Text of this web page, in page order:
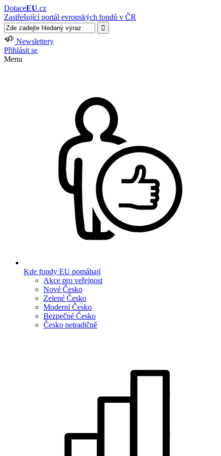
DotaceEU.cz
Zastřešující portál evropských fondů v ČR
Newslettery
Přihlásit se
Menu
Kde fondy EU pomáhají
Akce pro veřejnost
Nové Česko
Zelené Česko
Moderní Česko
Bezpečné Česko
Česko netradičně